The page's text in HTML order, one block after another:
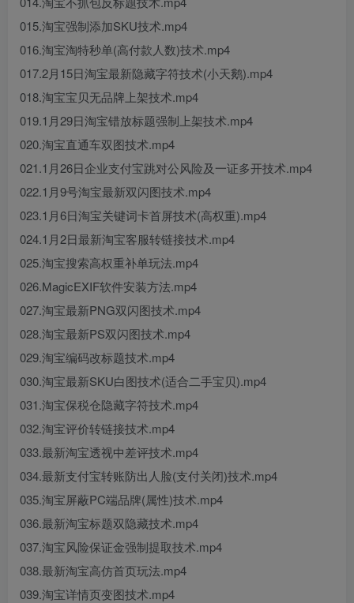
015.淘宝强制添加SKU技术.mp4
016.淘宝淘特秒单(高付款人数)技术.mp4
017.2月15日淘宝最新隐藏字符技术(小天鹅).mp4
018.淘宝宝贝无品牌上架技术.mp4
019.1月29日淘宝错放标题强制上架技术.mp4
020.淘宝直通车双图技术.mp4
021.1月26日企业支付宝跳对公风险及一证多开技术.mp4
022.1月9号淘宝最新双闪图技术.mp4
023.1月6日淘宝关键词卡首屏技术(高权重).mp4
024.1月2日最新淘宝客服转链接技术.mp4
025.淘宝搜索高权重补单玩法.mp4
026.MagicEXIF软件安装方法.mp4
027.淘宝最新PNG双闪图技术.mp4
028.淘宝最新PS双闪图技术.mp4
029.淘宝编码改标题技术.mp4
030.淘宝最新SKU白图技术(适合二手宝贝).mp4
031.淘宝保税仓隐藏字符技术.mp4
032.淘宝评价转链接技术.mp4
033.最新淘宝透视中差评技术.mp4
034.最新支付宝转账防出人脸(支付关闭)技术.mp4
035.淘宝屏蔽PC端品牌(属性)技术.mp4
036.最新淘宝标题双隐藏技术.mp4
037.淘宝风险保证金强制提取技术.mp4
038.最新淘宝高仿首页玩法.mp4
039.淘宝详情页变图技术.mp4